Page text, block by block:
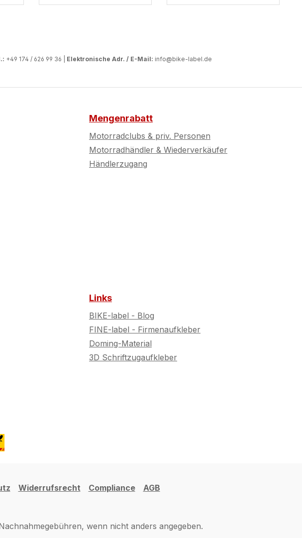
+49 174 / 626 99 36 | Elektronische Adr. / E-Mail: info@bike-label.de
Mengenrabatt
Motorradclubs & priv. Personen
Motorradhändler & Wiederverkäufer
Händlerzugang
Links
BIKE-label - Blog
FINE-label - Firmenaufkleber
Doming-Material
3D Schriftzugaufkleber
Widerrufsrecht Compliance AGB
wenn nicht anders angegeben.